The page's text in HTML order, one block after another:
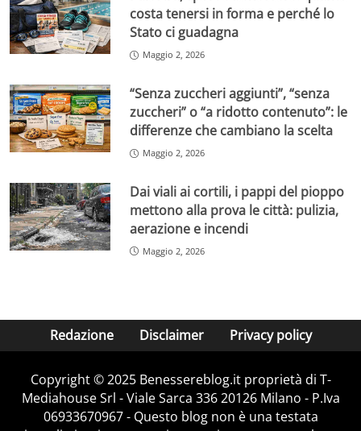
costa tenersi in forma e perché lo
Stato ci guadagna
Maggio 2, 2026
“Senza zuccheri aggiunti”, “senza
zuccheri” o “a ridotto contenuto”: le
differenze che cambiano la scelta
Maggio 2, 2026
Dai viali ai cortili, i pappi del pioppo
mettono alla prova le città: pulizia,
aerazione e incendi
Maggio 2, 2026
Redazione Disclaimer Privacy policy
Copyright © 2025 Benessereblog.it proprietà di T-
Mediahouse Srl - Viale Sarca 336 20126 Milano - P.Iva
06933670967 - Questo blog non è una testata